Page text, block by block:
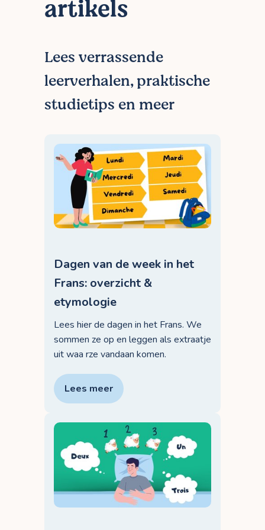
ervaring.
artikels
Lees verrassende
leerverhalen, praktische
studietips en meer
Dagen van de week in het
Frans: overzicht &
etymologie
Lees hier de dagen in het Frans. We
sommen ze op en leggen als extraatje
uit waa rze vandaan komen.
Lees meer